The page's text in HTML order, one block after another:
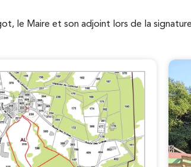
le Maire et son adjoint lors de la